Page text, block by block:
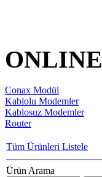
Conax Modül
Kablolu Modemler
Kablosuz Modemler
Router
Tüm Ürünleri Listele
Ürün Arama